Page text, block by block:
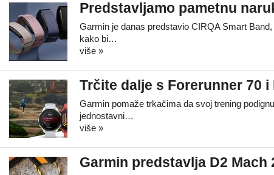
Predstavljamo pametnu
Garmin je danas predstavio CIRQA Smart
kako bi…
više »
Trčite dalje s Forerunner 70
Garmin pomaže trkačima da svoj trening
jednostavni…
više »
Garmin predstavlja D2